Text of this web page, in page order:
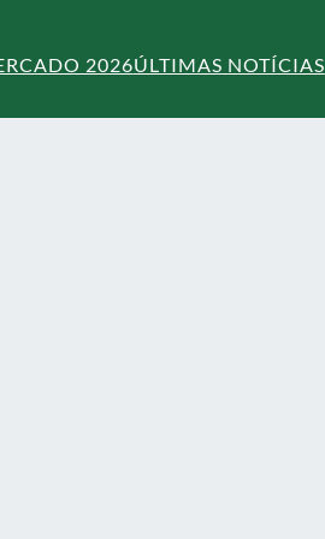
2026ÚLTIMAS NOTÍCIAS